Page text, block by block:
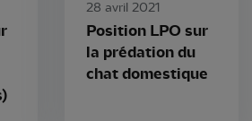
28 avril 2021
Position LPO sur
la prédation du
chat domestique